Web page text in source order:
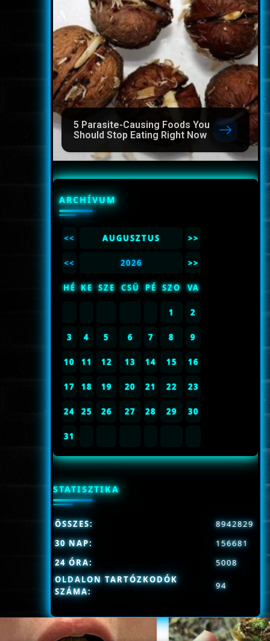
5 Parasite-Causing Foods You
Should Stop Eating Right Now
ARCHÍVUM
<< AUGUSZTUS >>
<< 2026 >>
HÉ KE SZE CSÜ PÉ SZO VA
1 2
3 4 5 6 7 8 9
10 11 12 13 14 15 16
17 18 19 20 21 22 23
24 25 26 27 28 29 30
31
STATISZTIKA
OLDALON TARTÓZKODÓK
SZÁMA:
94
ÖSSZES:
8942829
30 NAP:
156681
24 ÓRA:
5008